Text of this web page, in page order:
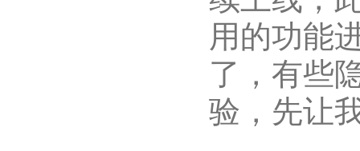
用的功能
了，有些
验，先让